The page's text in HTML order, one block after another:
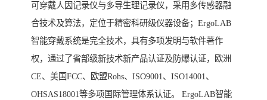
可穿戴人因记录仪与多导生理记录仪，采用多传感器融
合技术及算法，定位于精密科研级仪器设备；ErgoLAB
智能穿戴系统是完全技术，具有多项发明与软件著作
权，通过了省部级新技术新产品认证及防爆认证，欧洲
CE、美国FCC、欧盟Rohs、ISO9001、ISO14001、
OHSAS18001等多项国际管理体系认证。 ErgoLAB智能